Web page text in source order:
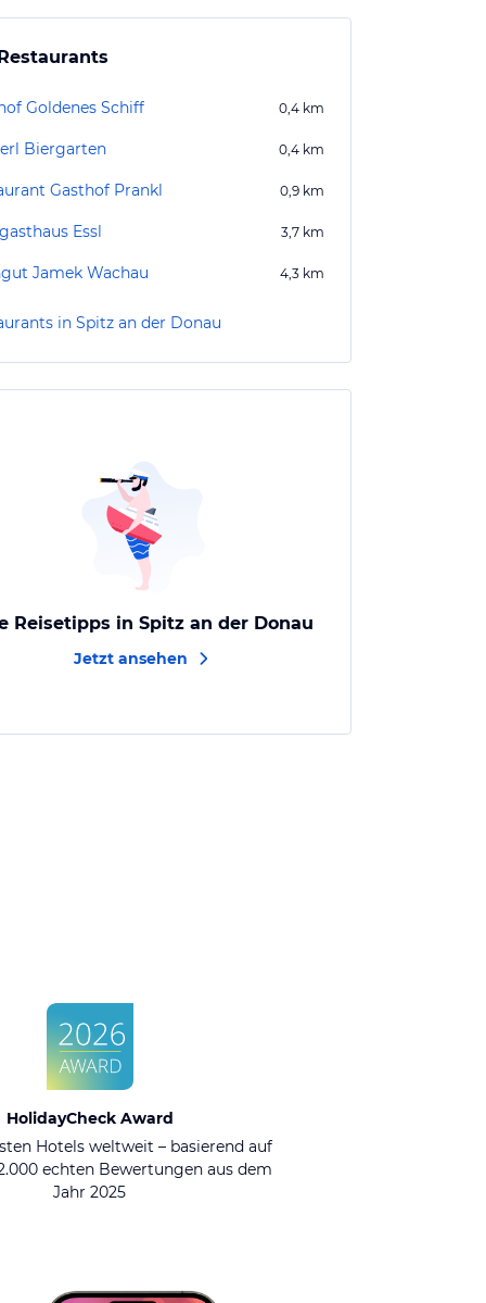
Goldenes Schiff 0,4 km
Biergarten 0,4 km
Gasthof Prankl 0,9 km
Essl 3,7 km
Jamek Wachau 4,3 km
in Spitz an der Donau
Reisetipps in Spitz an der Donau
Jetzt ansehen
HolidayCheck Award
Hotels weltweit – basierend auf
echten Bewertungen aus dem
Jahr 2025